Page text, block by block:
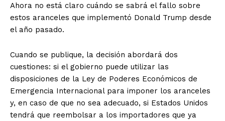
Ahora no está claro cuándo se sabrá el fallo sobre
estos aranceles que implementó Donald Trump desde
el año pasado.
Cuando se publique, la decisión abordará dos
cuestiones: si el gobierno puede utilizar las
disposiciones de la Ley de Poderes Económicos de
Emergencia Internacional para imponer los aranceles
y, en caso de que no sea adecuado, si Estados Unidos
tendrá que reembolsar a los importadores que ya